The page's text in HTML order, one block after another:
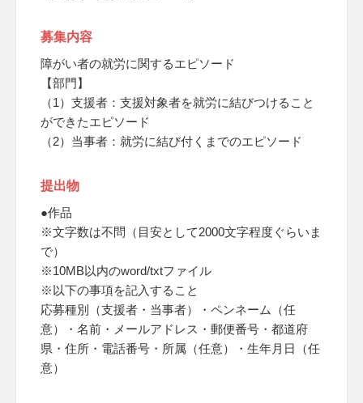
募集内容
障がい者の就労に関するエピソード
【部門】
（1）支援者：支援対象者を就労に結びつけること
ができたエピソード
（2）当事者：就労に結び付くまでのエピソード
提出物
●作品
※文字数は不問（目安として2000文字程度ぐらいま
で）
※10MB以内のword/txtファイル
※以下の事項を記入すること
応募種別（支援者・当事者）・ペンネーム（任
意）・名前・メールアドレス・郵便番号・都道府
県・住所・電話番号・所属（任意）・生年月日（任
意）